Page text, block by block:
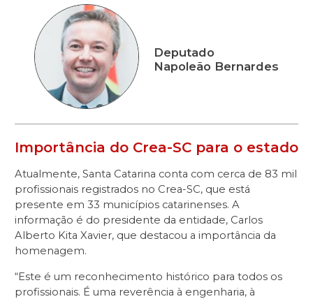
Deputado
Napoleão Bernardes
Importância do Crea-SC para o estado
Atualmente, Santa Catarina conta com cerca de 83 mil
profissionais registrados no Crea-SC, que está
presente em 33 municípios catarinenses. A
informação é do presidente da entidade, Carlos
Alberto Kita Xavier, que destacou a importância da
homenagem.
“Este é um reconhecimento histórico para todos os
profissionais. É uma reverência à engenharia, à